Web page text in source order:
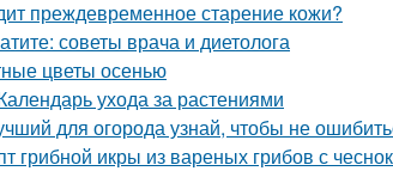
преждевременное старение кожи?
советы врача и диетолога
цветы осенью
ухода за растениями
для огорода узнай, чтобы не
грибной икры из вареных грибов с